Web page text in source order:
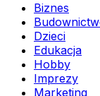
Biznes
Dzieci
Edukacja
Hobby
Imprezy
Marketing